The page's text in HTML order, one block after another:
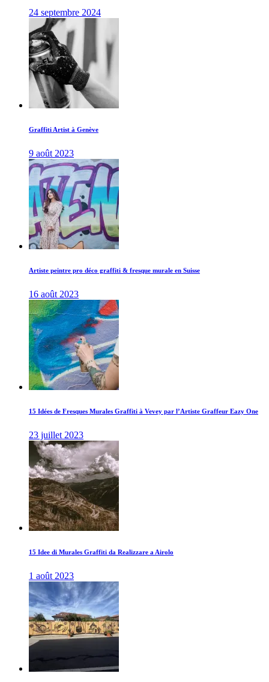
24 septembre 2024
Graffiti Artist à Genève
9 août 2023
Artiste peintre pro déco graffiti & fresque murale en Suisse
16 août 2023
15 Idées de Fresques Murales Graffiti à Vevey par l’Artiste Graffeur Eazy One
23 juillet 2023
15 Idee di Murales Graffiti da Realizzare a Airolo
1 août 2023